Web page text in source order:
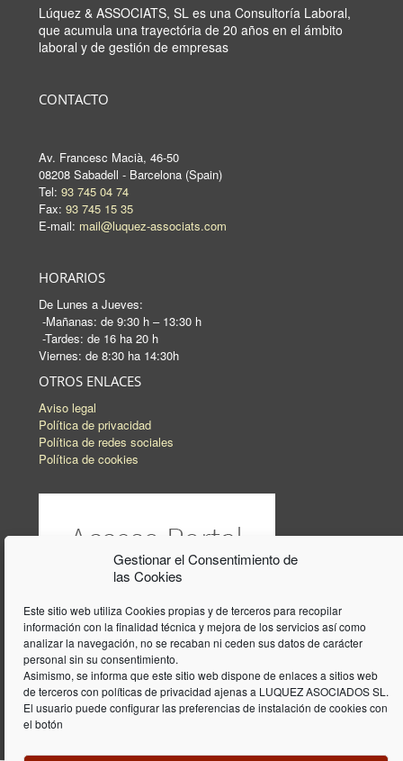
Gestionar el Consentimiento de
las Cookies
Este sitio web utiliza Cookies propias y de terceros para recopilar
información con la finalidad técnica y mejora de los servicios así como
analizar la navegación, no se recaban ni ceden sus datos de carácter
personal sin su consentimiento.
Asimismo, se informa que este sitio web dispone de enlaces a sitios web
de terceros con políticas de privacidad ajenas a LUQUEZ ASOCIADOS SL.
El usuario puede configurar las preferencias de instalación de cookies con
el botón
Lúquez & ASSOCIATS, SL es una Consultoría Laboral,
que acumula una trayectória de 20 años en el ámbito
laboral y de gestión de empresas
CONTACTO
Av. Francesc Macià, 46-50
08208 Sabadell - Barcelona (Spain)
Tel: 93 745 04 74
Fax: 93 745 15 35
E-mail: mail@luquez-associats.com
HORARIOS
De Lunes a Jueves:
-Mañanas: de 9:30 h – 13:30 h
-Tardes: de 16 ha 20 h
Viernes: de 8:30 ha 14:30h
OTROS ENLACES
Aviso legal
Política de privacidad
Política de redes sociales
Política de cookies